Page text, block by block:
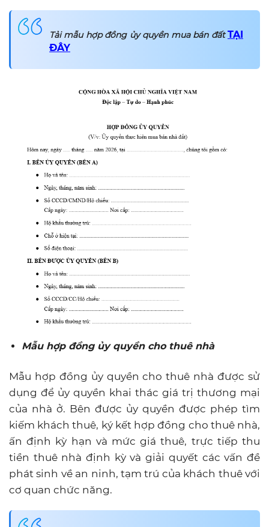
Tải mẫu hợp đồng ủy quyền mua bán đấtTẠI
ĐÂY
Mẫu hợp đồng ủy quyền cho thuê nhà
Mẫu hợp đồng ủy quyền cho thuê nhà được sử
dụng để ủy quyền khai thác giá trị thương mại
của nhà ở. Bên được ủy quyền được phép tìm
kiếm khách thuê, ký kết hợp đồng cho thuê nhà,
ấn định kỳ hạn và mức giá thuê, trực tiếp thu
tiền thuê nhà định kỳ và giải quyết các vấn đề
phát sinh về an ninh, tạm trú của khách thuê với
cơ quan chức năng.